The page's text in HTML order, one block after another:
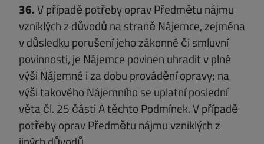
36.V případě potřeby oprav Předmětu nájmu
vzniklých z důvodů na straně Nájemce, zejména
v důsledku porušení jeho zákonné či smluvní
povinnosti, je Nájemce povinen uhradit v plné
výši Nájemné i za dobu provádění opravy; na
výši takového Nájemního se uplatní poslední
věta čl. 25 části A těchto Podmínek. V případě
potřeby oprav Předmětu nájmu vzniklých z